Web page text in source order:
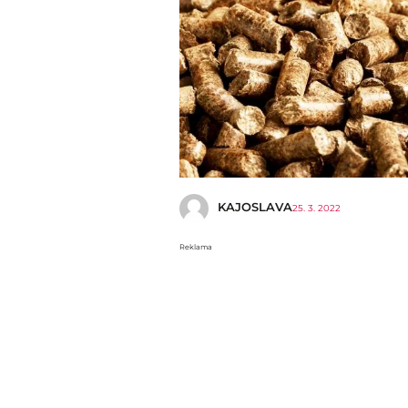
KAJOSLAVA25. 3. 2022
Reklama